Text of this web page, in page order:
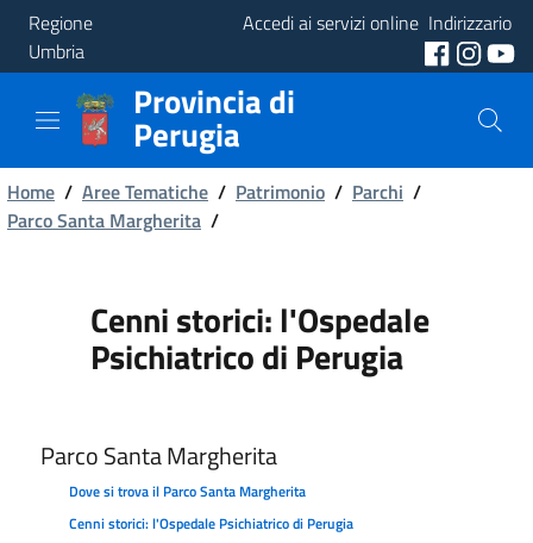
Regione
Umbria
Accedi ai servizi online Indirizzario
Provincia
Aree
Tematiche
Provincia di
Perugia
Briciole
di
Home / Aree Tematiche / Patrimonio / Parchi /
Parco Santa Margherita /
Cenni storici: l'Ospedale
Psichiatrico di Perugia
Parco Santa Margherita
Dove si trova il Parco Santa Margherita
Cenni storici: l'Ospedale Psichiatrico di Perugia